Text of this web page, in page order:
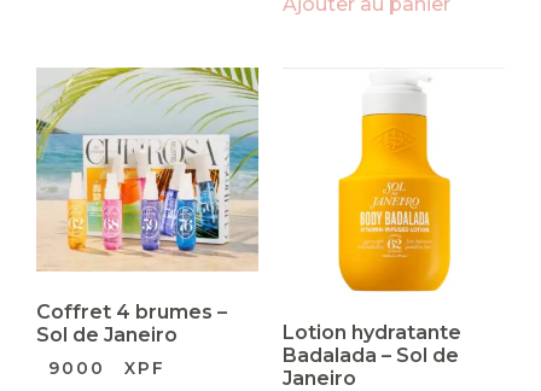
Coffret 4 brumes –
Sol de Janeiro
9000 XPF
Lotion hydratante
Badalada – Sol de
Janeiro